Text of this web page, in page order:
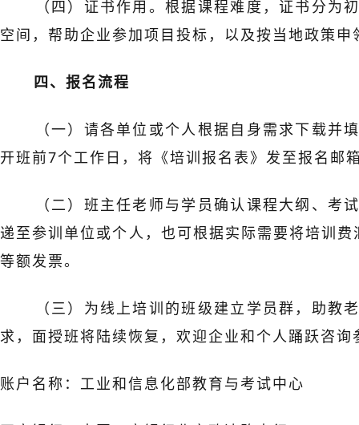
（四）证书作用。根据课程难度，证书分
空间，帮助企业参加项目投标，以及按当地政策
四、报名流程
（一）请各单位或个人根据自身需求下载
开班前7个工作日，将《培训报名表》发至报名
（二）班主任老师与学员确认课程大纲、
递至参训单位或个人，也可根据实际需要将培训
等额发票。
（三）为线上培训的班级建立学员群，助
求，面授班将陆续恢复，欢迎企业和个人踊跃咨询
账户名称：工业和信息化部教育与考试中心